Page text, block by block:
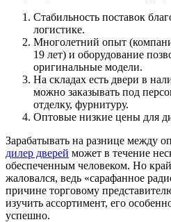
Стабильность поставок
логистике.
Многолетний опыт
19 лет) и оборудование
оригинальные модели.
На складах есть двери в
можно заказывать под
отделку, фурнитуру.
Оптовые низкие цены для
Зарабатывать на разнице между
дилер дверей может в течение
обеспеченным человеком. Но
жаловался, ведь «сарафанное
причине торговому
изучить ассортимент, его
успешно.